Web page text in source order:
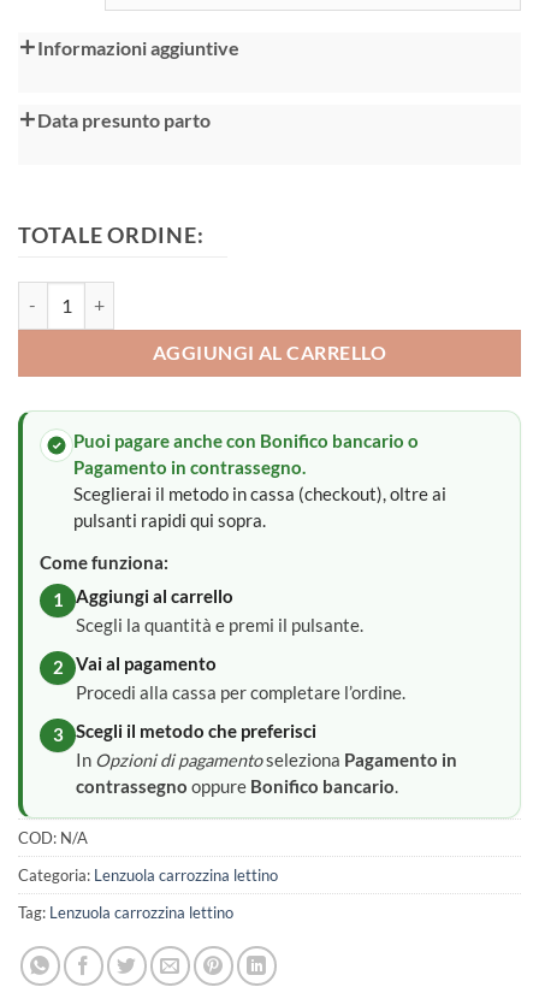
Informazioni aggiuntive
Data presunto parto
TOTALE ORDINE:
AGGIUNGI AL CARRELLO
Puoi pagare anche con Bonifico bancario o
Pagamento in contrassegno.
Sceglierai il metodo in cassa (checkout), oltre ai
pulsanti rapidi qui sopra.
Come funziona:
1
Aggiungi al carrello
Scegli la quantità e premi il pulsante.
2
Vai al pagamento
Procedi alla cassa per completare l’ordine.
3
Scegli il metodo che preferisci
In Opzioni di pagamentoseleziona Pagamento in
contrassegno oppure Bonifico bancario.
COD: N/A
Categoria: Lenzuola carrozzina lettino
Tag: Lenzuola carrozzina lettino